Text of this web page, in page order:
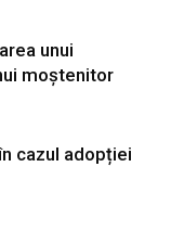
unui
moștenitor
cazul adopției